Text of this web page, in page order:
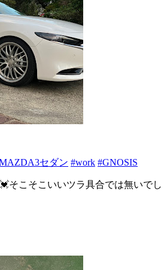
セダン #work #GNOSIS
そこそこいいツラ具合では無いでし